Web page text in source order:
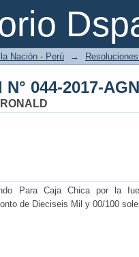
044-2017-
Nación - Perú →
044-2017-
Para Caja Chica por la
de Dieciseis Mil y 00/100